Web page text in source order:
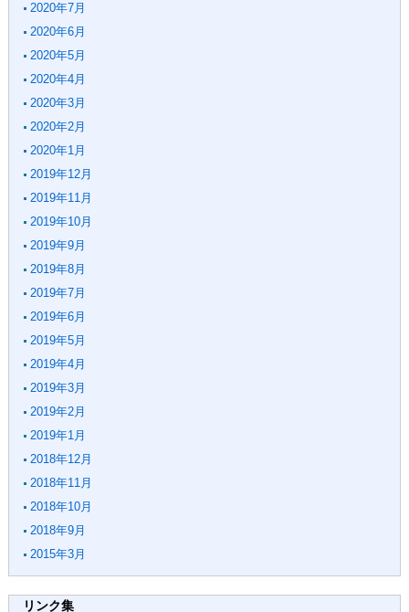
2020年7月
2020年6月
2020年5月
2020年4月
2020年3月
2020年2月
2020年1月
2019年12月
2019年11月
2019年10月
2019年9月
2019年8月
2019年7月
2019年6月
2019年5月
2019年4月
2019年3月
2019年2月
2019年1月
2018年12月
2018年11月
2018年10月
2018年9月
2015年3月
リンク集